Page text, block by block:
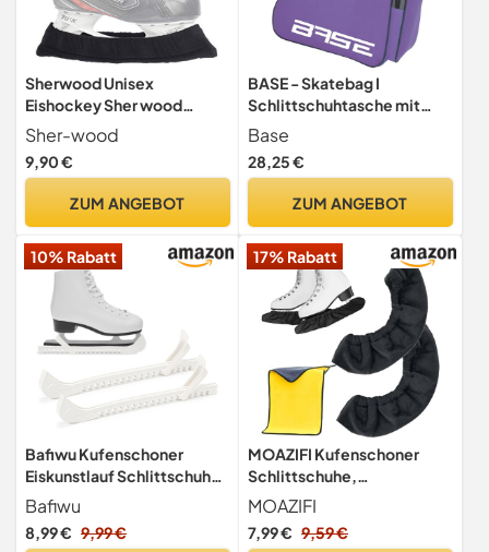
Sherwood Unisex
Eishockey Sher wood
Frottee Kufenstrumpf,
schwarz, L EU
Sher-wood
9,90 €
ZUM ANGEBOT
BASE - Skatebag I
Schlittschuhtasche mit
Henkeln I Eishockey-Bag
mit Reisverschluss &
praktischen Fächern I inkl.
Trageriemen, lila
Base
28,25 €
ZUM ANGEBOT
10% Rabatt
Bafiwu Kufenschoner
Eiskunstlauf Schlittschuhe,
Verstellbarer Eishockey
Schlittschuhe Schoner
Bafiwu
8,99 € 9,99 €
17% Rabatt
MOAZIFI Kufenschoner
Schlittschuhe,
Schlittschuhe Damen,
Kufenschoner, Schlittschuh
Schoner,
MOAZIFI
7,99 € 9,59 €